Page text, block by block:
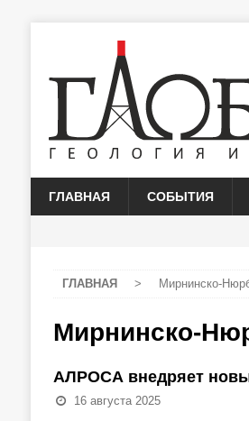
ГЛАВНАЯ СОБЫТИЯ
ГЛАВНАЯ > Мирнинско-
Мирнинско-
АЛРОСА внедряет
16 августа 2025